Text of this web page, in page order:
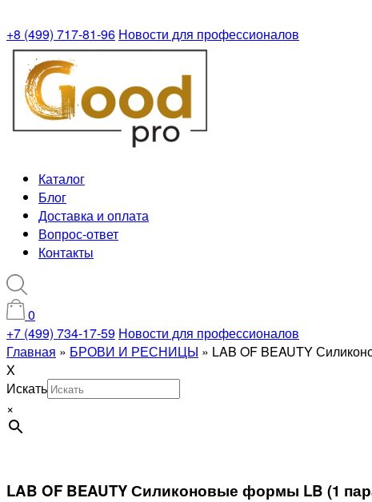
+8 (499) 717-81-96 Новости для профессионалов
Каталог
Блог
Доставка и оплата
Вопрос-ответ
Контакты
0
+7 (499) 734-17-59 Новости для профессионалов
Главная » БРОВИ И РЕСНИЦЫ » LAB OF BEAUTY
X
Искать
×
LAB OF BEAUTY Силиконовые формы LB (1